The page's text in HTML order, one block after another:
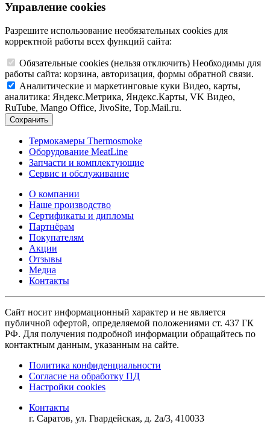
Управление cookies
Разрешите использование необязательных cookies для
корректной работы всех функций сайта:
Обязательные cookies (нельзя отключить) Необходимы для
работы сайта: корзина, авторизация, формы обратной связи.
Аналитические и маркетинговые куки Видео, карты,
аналитика: Яндекс.Метрика, Яндекс.Карты, VK Видео,
RuTube, Mango Office, JivoSite, Top.Mail.ru.
Сохранить
Термокамеры Thermosmoke
Оборудование MeatLine
Запчасти и комплектующие
Сервис и обслуживание
О компании
Наше производство
Сертификаты и дипломы
Партнёрам
Покупателям
Акции
Отзывы
Медиа
Контакты
Сайт носит информационный характер и не является
публичной офертой, определяемой положениями ст. 437 ГК
РФ. Для получения подробной информации обращайтесь по
контактным данным, указанным на сайте.
Политика конфиденциальности
Согласие на обработку ПД
Настройки cookies
Контакты
г. Саратов, ул. Гвардейская, д. 2а/3, 410033